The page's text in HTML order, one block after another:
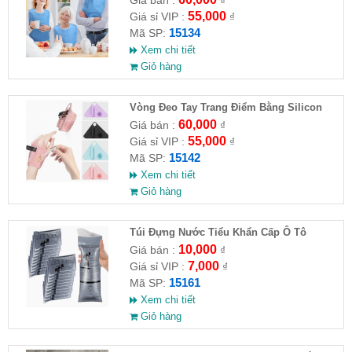
Giá sỉ VIP : 55,000₫
Mã SP: 15134
Xem chi tiết
Giỏ hàng
Vòng Đeo Tay Trang Điểm Bằng Silicon
Giá bán : 60,000₫
Giá sỉ VIP : 55,000₫
Mã SP: 15142
Xem chi tiết
Giỏ hàng
Túi Đựng Nước Tiểu Khẩn Cấp Ô Tô
Giá bán : 10,000₫
Giá sỉ VIP : 7,000₫
Mã SP: 15161
Xem chi tiết
Giỏ hàng